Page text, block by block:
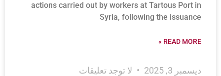
actions carried out by workers at Tartous Port in
Syria, following the issuance
READ MORE »
ديسمبر 3, 2025 لا توجد تعليقات